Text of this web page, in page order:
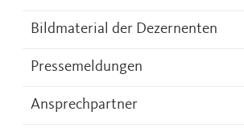
Bildmaterial der Dezernenten
Pressemeldungen
Ansprechpartner